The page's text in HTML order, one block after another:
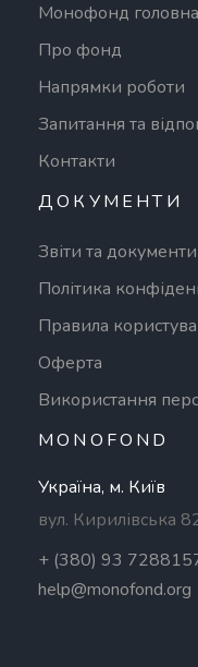
Монофонд головна
Про фонд
Напрямки роботи
Запитання та
Контакти
ДОКУМЕНТИ
Звіти та документи
Політика
Правила
Оферта
Використання
MONOFOND
Україна, м. Київ
вул. Кирилівська
+ (380) 93
help@monofond.org